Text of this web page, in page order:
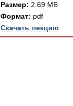
Размер: 2.69 МБ
Формат: pdf
Скачать лекцию